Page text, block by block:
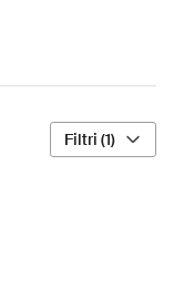
Filtri (1)